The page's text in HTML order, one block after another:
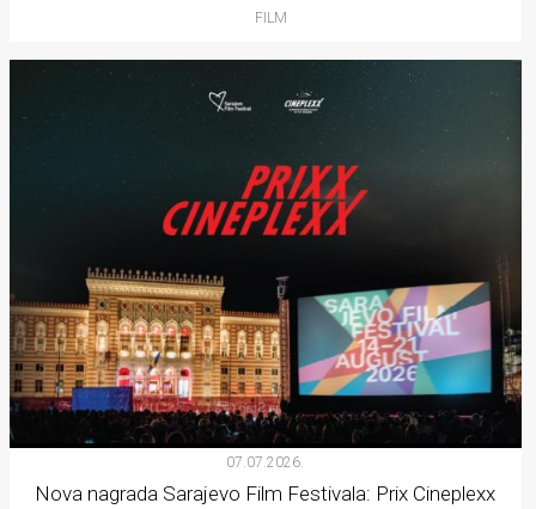
FILM
07.07.2026.
Nova nagrada Sarajevo Film Festivala: Prix Cineplexx